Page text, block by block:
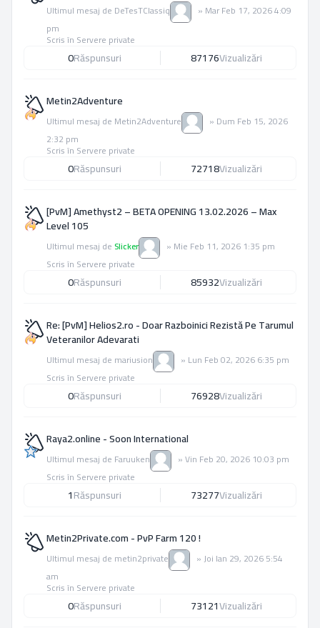
Ultimul mesaj de DeTesTClassiq » Mar Feb 17, 2026 4:09
pm
Scris în Servere private
0Răspunsuri 87176Vizualizări
Metin2Adventure
Ultimul mesaj de Metin2Adventure » Dum Feb 15, 2026
2:32 pm
Scris în Servere private
0Răspunsuri 72718Vizualizări
[PvM] Amethyst2 – BETA OPENING 13.02.2026 – Max
Level 105
Ultimul mesaj deSlicker » Mie Feb 11, 2026 1:35 pm
Scris în Servere private
0Răspunsuri 85932Vizualizări
Re: [PvM] Helios2.ro - Doar Razboinici Rezistă Pe Tarumul
Veteranilor Adevarati
Ultimul mesaj de mariusion » Lun Feb 02, 2026 6:35 pm
Scris în Servere private
0Răspunsuri 76928Vizualizări
Raya2.online - Soon International
Ultimul mesaj de Faruuken »Vin Feb 20, 2026 10:03 pm
Scris în Servere private
1Răspunsuri 73277Vizualizări
Metin2Private.com - PvP Farm 120 !
Ultimul mesaj de metin2private » Joi Ian 29, 2026 5:54
am
Scris în Servere private
0Răspunsuri 73121Vizualizări